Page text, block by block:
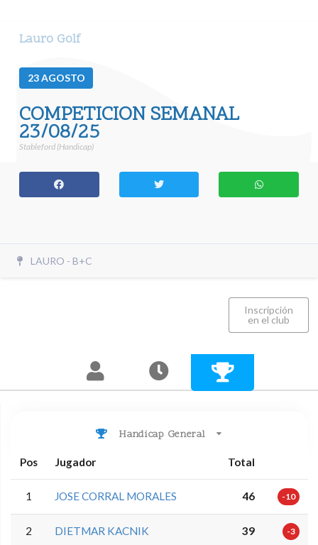
Lauro Golf
23AGOSTO
COMPETICION SEMANAL
23/08/25
Stableford (Handicap)
LAURO - B+C
Inscripción
en el club
Handicap General
Pos Jugador Total
1 JOSE CORRAL MORALES 46 -10
2 DIETMAR KACNIK 39 -3